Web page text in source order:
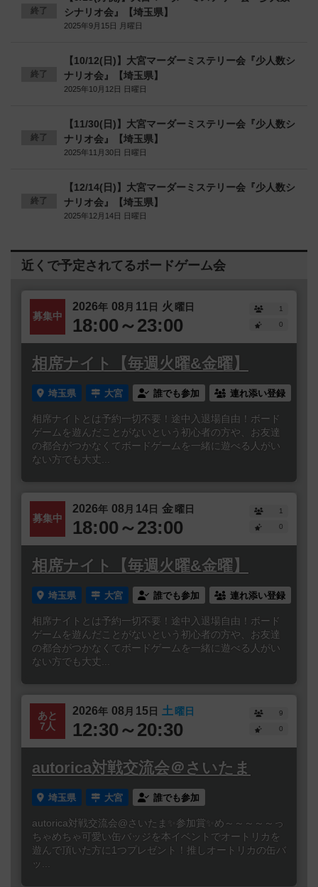
終了
シナリオ会』【埼玉県】
2025年9月15日 月曜日
終了
【10/12(日)】大宮マーダーミステリー会『少人数シ
ナリオ会』【埼玉県】
2025年10月12日 日曜日
終了
【11/30(日)】大宮マーダーミステリー会『少人数シ
ナリオ会』【埼玉県】
2025年11月30日 日曜日
終了
【12/14(日)】大宮マーダーミステリー会『少人数シ
ナリオ会』【埼玉県】
2025年12月14日 日曜日
近くで予定されてるボードゲーム会
募集中
2026年 08 月 11日 火 曜日
18:00～23:00
1
0
相席ナイト【毎週火曜&金曜】
埼玉県 大宮 誰でも参加 連れ添い登録
相席ナイトとは予約一切不要！途中入退場自由！ボード
ゲームを遊んだことがないという初心者の方や、お友達
の都合がつかなくてボードゲームを一緒に遊べる人がい
ない方でも大丈...
募集中
2026年 08 月 14日 金曜日
18:00～23:00
1
0
相席ナイト【毎週火曜&金曜】
埼玉県 大宮 誰でも参加 連れ添い登録
相席ナイトとは予約一切不要！途中入退場自由！ボード
ゲームを遊んだことがないという初心者の方や、お友達
の都合がつかなくてボードゲームを一緒に遊べる人がい
ない方でも大丈...
あと
7人
2026年 08 月 15日 土曜日
12:30～20:30
9
0
autorica対戦交流会＠さいたま
埼玉県 大宮 誰でも参加
autorica対戦交流会@さいたま✨参加賞✨め～～～～～っ
ちゃめちゃ可愛い缶バッジを本イベントでオートリカを
遊んで頂いた方に1つプレゼント！推しオートリカの缶バ
ッ...